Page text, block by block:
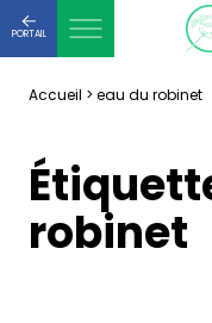
PORTAIL
Accueil > eau du robinet
robinet